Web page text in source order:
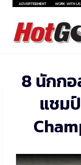
Skip
content
ADVERTISEMENT WORK WITH
8 นักกอ
แชม